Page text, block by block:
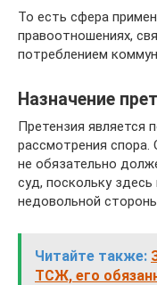
То есть сфера
правоотношениях,
потреблением
Назначение
Претензия является
рассмотрения спора.
не обязательно
суд, поскольку
недовольной
Читайте также:
ТСЖ, его